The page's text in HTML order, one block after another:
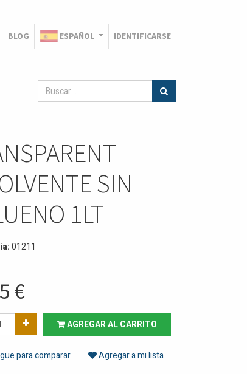
BLOG ESPAÑOL IDENTIFICARSE
SIN
1LT
01211
€
AGREGAR AL CARRITO
para comparar
Agregar a mi lista